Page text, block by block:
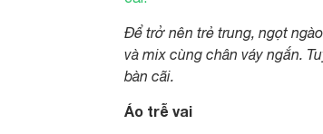
Để trở nên trẻ trung, ngọt
và mix cùng chân váy ngắn.
bàn cãi.
Áo trễ vai